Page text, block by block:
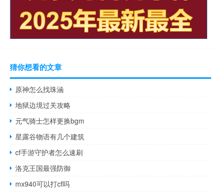
猜你想看的文章
原神怎么找珠涵
地狱边境过关攻略
元气骑士怎样更换bgm
星露谷物语有几个建筑
cf手游守护者怎么速刷
洛克王国最强防御
mx940可以打cf吗